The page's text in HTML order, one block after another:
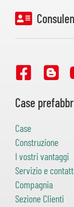
Case
Case
Construzione
I vostri vantaggi
Servizio e
Compagnia
Sezione Clienti